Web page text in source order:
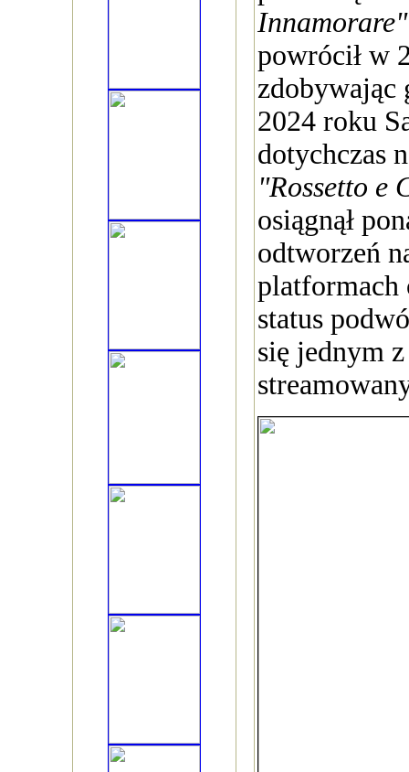
Innamorare"
powrócił w
zdobywając
2024 roku
dotychczas
"Rossetto e
osiągnął
odtworzeń
platformach
status
się jednym